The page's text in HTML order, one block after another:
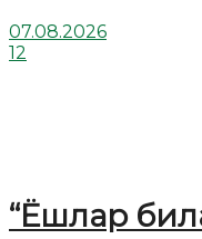
07.08.2026
12
“Ёшлар